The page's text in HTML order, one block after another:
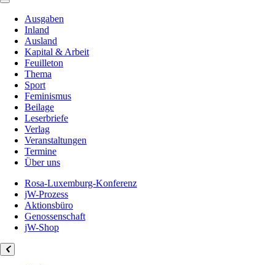
Ausgaben
Inland
Ausland
Kapital & Arbeit
Feuilleton
Thema
Sport
Feminismus
Beilage
Leserbriefe
Verlag
Veranstaltungen
Termine
Über uns
Rosa-Luxemburg-Konferenz
jW-Prozess
Aktionsbüro
Genossenschaft
jW-Shop